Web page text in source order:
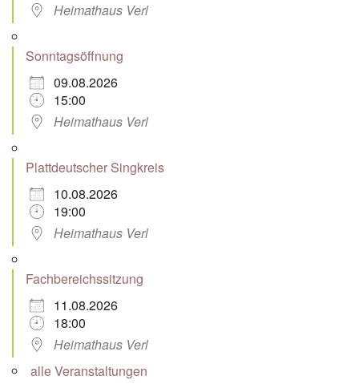
Heimathaus Verl
Sonntagsöffnung
09.08.2026
15:00
Heimathaus Verl
Plattdeutscher Singkreis
10.08.2026
19:00
Heimathaus Verl
Fachbereichssitzung
11.08.2026
18:00
Heimathaus Verl
alle Veranstaltungen